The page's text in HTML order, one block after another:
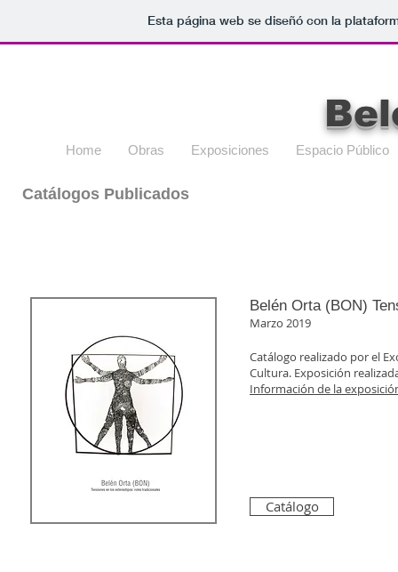
Esta página web se diseñó con la
Home Obras Exposiciones Espacio Público
Catálogos Publicados
Belén Orta (BON)
Marzo 2019
Catálogo realizado por el
Cultura. Exposición
Información de la
Catálogo